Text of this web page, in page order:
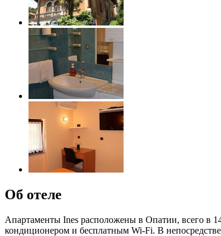
Об отеле
Апартаменты Ines расположены в Опатии, всего в
кондиционером и бесплатным Wi-Fi. В